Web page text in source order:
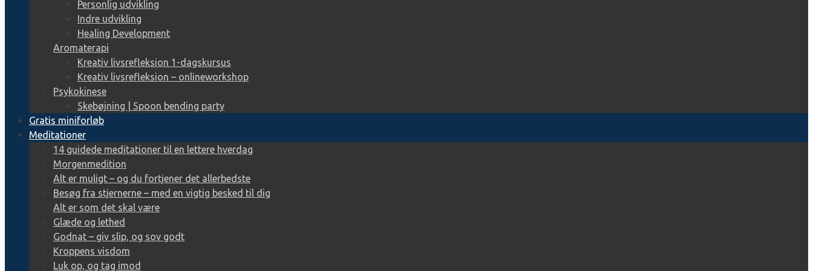
Personlig udvikling
Indre udvikling
Healing Development
Aromaterapi
Kreativ livsrefleksion 1-dagskursus
Kreativ livsrefleksion – onlineworkshop
Psykokinese
Skebøjning | Spoon bending party
Gratis miniforløb
Meditationer
14 guidede meditationer til en lettere hverdag
Morgenmedition
Alt er muligt – og du fortjener det allerbedste
Besøg fra stjernerne – med en vigtig besked til dig
Alt er som det skal være
Glæde og lethed
Godnat – giv slip, og sov godt
Kroppens visdom
Luk op, og tag imod